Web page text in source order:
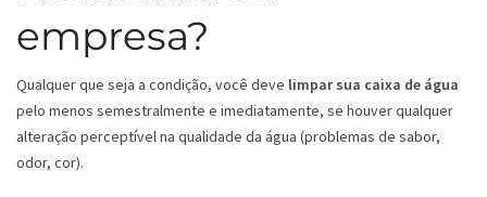
empresa?
Qualquer que seja a condição, você deve limpar sua caixa de água
pelo menos semestralmente e imediatamente, se houver qualquer
alteração perceptível na qualidade da água (problemas de sabor,
odor, cor).